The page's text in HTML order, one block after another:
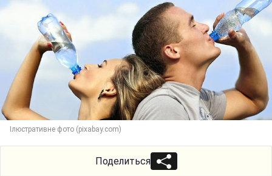
Ілюстративне фото (pixabay.com)
Поделиться